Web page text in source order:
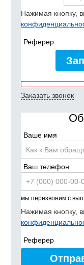
Нажимая кнопку,
Реферер
Заказать звонок
Ваше имя
Ваш телефон
мы перезвоним с
Нажимая кнопку,
Реферер